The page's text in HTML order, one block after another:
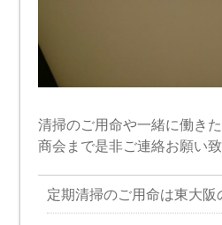
清掃のご用命や一緒に働き
商会まで是非ご連絡お願い
定期清掃のご用命は東大